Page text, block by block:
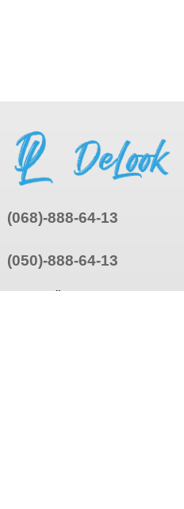
(068)-888-64-13
(050)-888-64-13